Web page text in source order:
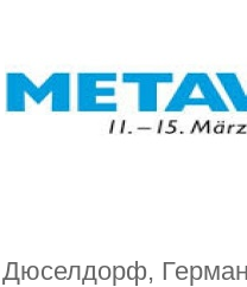
Дюселдорф,